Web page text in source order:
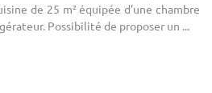
de 25 m² équipée d'une chambre
Possibilité de proposer un ...